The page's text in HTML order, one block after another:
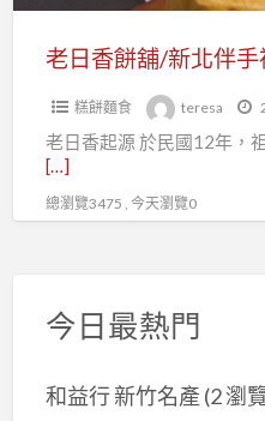
手
老日香餅舖/新北伴手
糕餅麵食 teresa
老日香起源 於民國12年，
[…]
總瀏覽3475 , 今天瀏覽0
今日最熱門
和益行 新竹名產 (2 瀏